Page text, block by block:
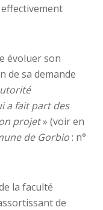
évoluer son
de sa demande
a fait part des
projet» (voir en
de Gorbio: n°
la faculté
de